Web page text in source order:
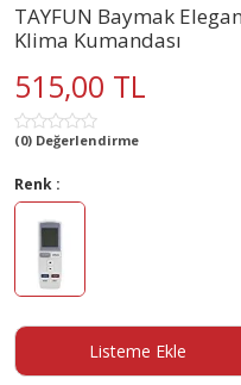
TAYFUN Baymak
Klima Kumandası
515,00 TL
(0) Değerlendirme
Renk :
Listeme Ekle